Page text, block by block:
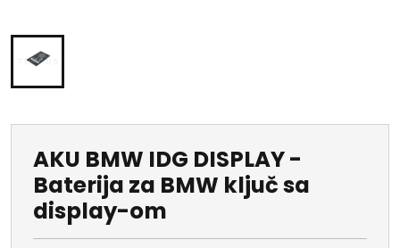
AKU BMW IDG DISPLAY -
Baterija za BMW ključ sa
display-om